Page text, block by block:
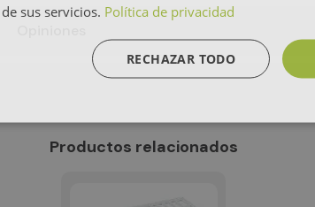
Productos relacionados
sus servicios. Política de privacidad
RECHAZAR TODO